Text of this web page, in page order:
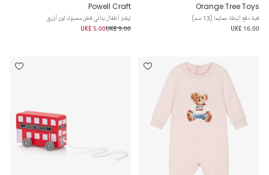
Orange Tree Toys
لعبة دفع البطة جمايما (13 سم)
UK£ 16.00
Powell Craft
ليقنز أطفال بناتي قطن محبوك لون أزرق
UK£ 9.00
UK£ 5.00